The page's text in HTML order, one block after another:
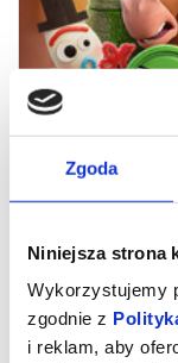
Zgoda
Niniejsza strona
Wykorzystujemy
zgodnie z
i reklam, aby